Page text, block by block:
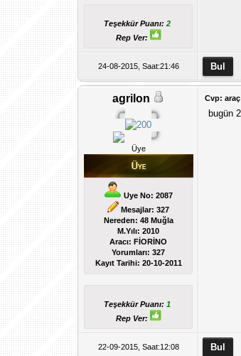
Teşekkür Puanı:2
Rep Ver:
24-08-2015, Saat:21:46
agrilon
Üye
Uye No: 2087
Mesajlar: 327
Nereden: 48 Muğla
M.Yılı: 2010
Aracı: FİORİNO
Yorumları:327
Kayıt Tarihi: 20-10-2011
Teşekkür Puanı:1
Rep Ver:
Cvp:
bugün
22-09-2015, Saat:12:08